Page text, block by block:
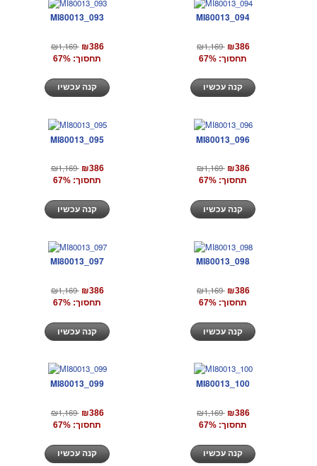
MI80013_093
₪1,169 ₪386
תחסוך: 67%
MI80013_094
₪1,169 ₪386
תחסוך: 67%
MI80013_095
₪1,169 ₪386
תחסוך: 67%
MI80013_096
₪1,169 ₪386
תחסוך: 67%
MI80013_097
₪1,169 ₪386
תחסוך: 67%
MI80013_098
₪1,169 ₪386
תחסוך: 67%
MI80013_099
₪1,169 ₪386
תחסוך: 67%
MI80013_100
₪1,169 ₪386
תחסוך: 67%